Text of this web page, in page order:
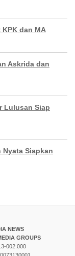
dan MA
Askrida dan
Lulusan Siap
Siapkan
NEWS
GROUPS
002.000